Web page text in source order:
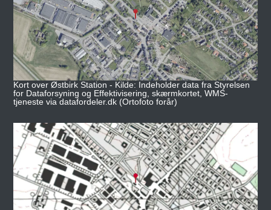
Kort over Østbirk Station - Kilde: Indeholder data fra Styrelsen
for Dataforsyning og Effektivisering, skærmkortet, WMS-
tjeneste via datafordeler.dk (Ortofoto forår)